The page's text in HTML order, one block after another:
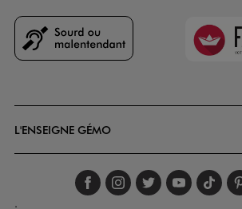
Faciliti
L'ENSEIGNE GÉMO
Suivez-nous
Suivez-
Suivez-
.